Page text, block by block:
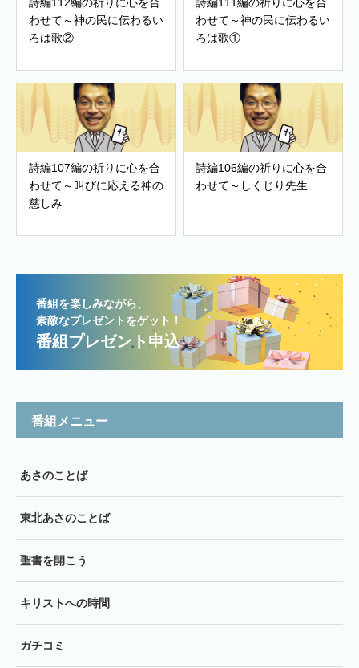
わせて～神の民に伝わるい
ろは歌②
わせて～神の民に伝わるい
ろは歌①
詩編107編の祈りに心を合
わせて～叫びに応える神の
慈しみ
詩編106編の祈りに心を合
わせて～しくじり先生
番組を楽しみながら、
素敵なプレゼントをゲット！
番組プレゼント申込
番組メニュー
あさのことば
東北あさのことば
聖書を開こう
キリストへの時間
ガチコミ